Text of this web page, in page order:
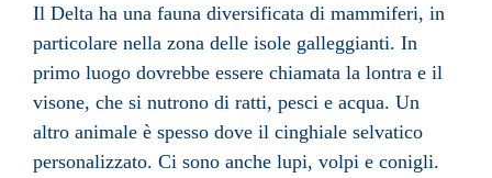
Il Delta ha una fauna diversificata di mammiferi, in
particolare nella zona delle isole galleggianti. In
primo luogo dovrebbe essere chiamata la lontra e il
visone, che si nutrono di ratti, pesci e acqua. Un
altro animale è spesso dove il cinghiale selvatico
personalizzato. Ci sono anche lupi, volpi e conigli.